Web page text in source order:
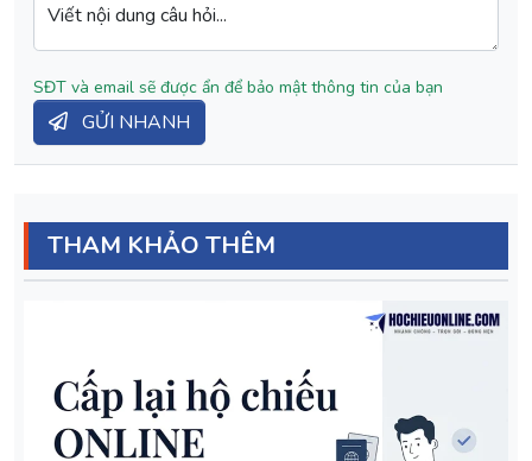
Viết nội dung câu hỏi...
SĐT và email sẽ được ẩn để bảo mật thông tin của bạn
GỬI NHANH
THAM KHẢO THÊM